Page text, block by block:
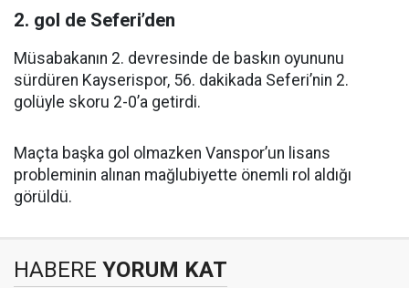
2. gol de Seferi’den
Müsabakanın 2. devresinde de baskın oyununu
sürdüren Kayserispor, 56. dakikada Seferi’nin 2.
golüyle skoru 2-0’a getirdi.
Maçta başka gol olmazken Vanspor’un lisans
probleminin alınan mağlubiyette önemli rol aldığı
görüldü.
HABERE YORUM KAT